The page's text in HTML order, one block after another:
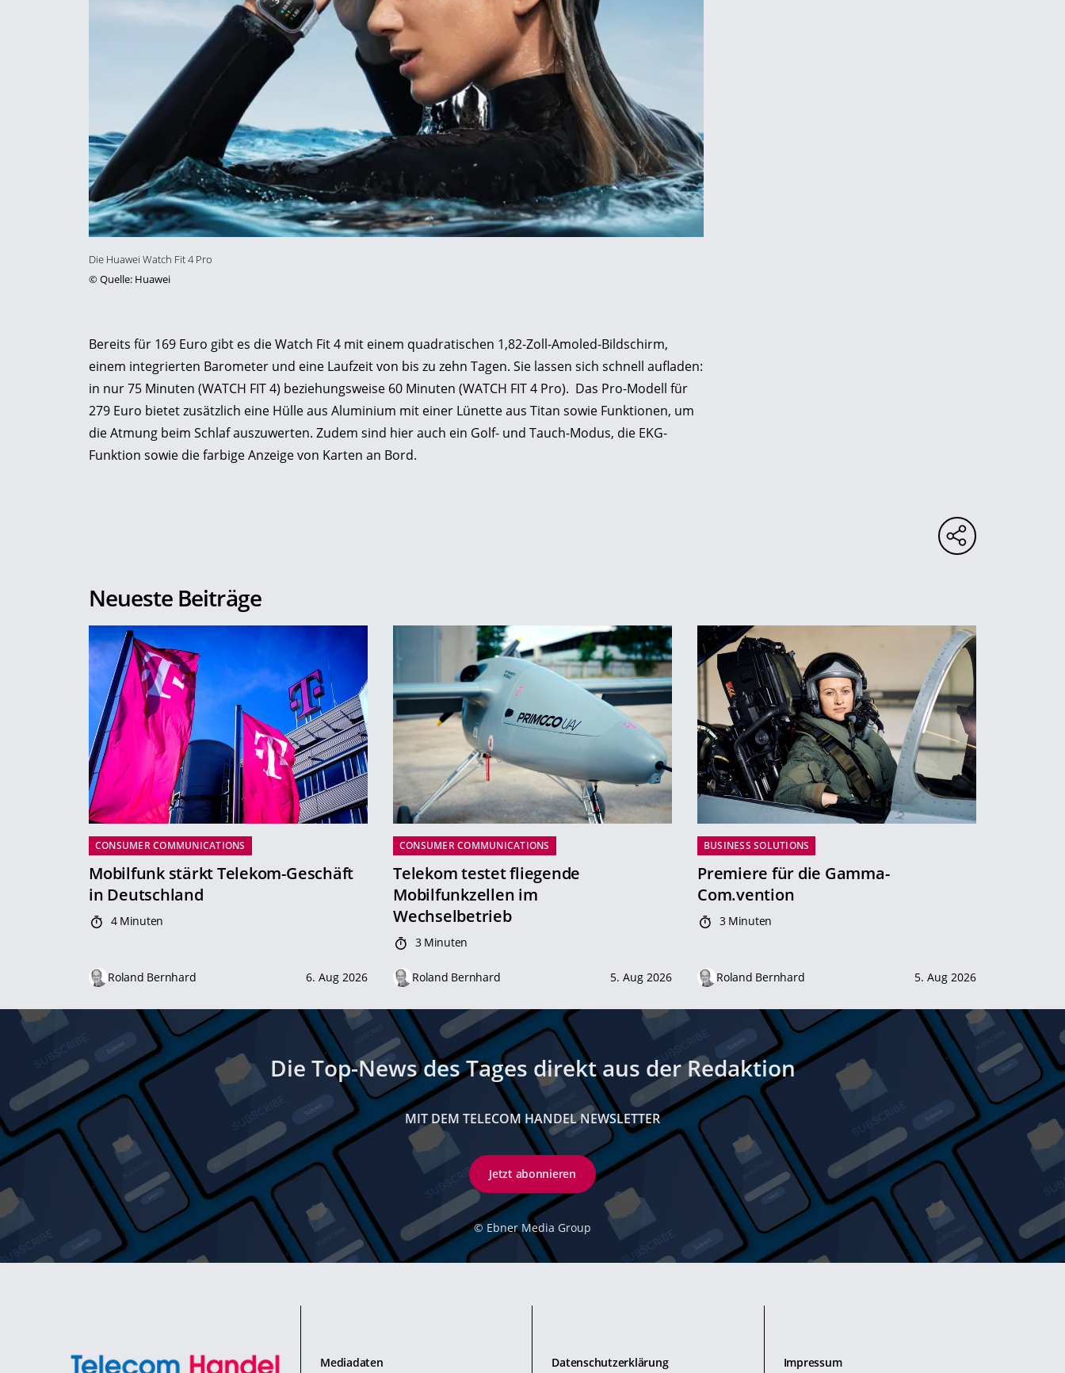
Die Huawei Watch Fit 4 Pro
©Quelle: Huawei
Bereits für 169 Euro gibt es die Watch Fit 4 mit einem quadratischen 1,82-Zoll-Amoled-Bildschirm,
einem integrierten Barometer und eine Laufzeit von bis zu zehn Tagen. Sie lassen sich schnell aufladen:
in nur 75 Minuten (WATCH FIT 4) beziehungsweise 60 Minuten (WATCH FIT 4 Pro). Das Pro-Modell für
279 Euro bietet zusätzlich eine Hülle aus Aluminium mit einer Lünette aus Titan sowie Funktionen, um
die Atmung beim Schlaf auszuwerten. Zudem sind hier auch ein Golf- und Tauch-Modus, die EKG-
Funktion sowie die farbige Anzeige von Karten an Bord.
Neueste Beiträge
CONSUMER COMMUNICATIONS
Mobilfunk stärkt Telekom-Geschäft
in Deutschland
4 Minuten
Roland Bernhard 6. Aug 2026
CONSUMER COMMUNICATIONS
Telekom testet fliegende
Mobilfunkzellen im
Wechselbetrieb
3 Minuten
Roland Bernhard 5. Aug 2026
BUSINESS SOLUTIONS
Premiere für die Gamma-
Com.vention
3 Minuten
Roland Bernhard 5. Aug 2026
Die Top-News des Tages direkt aus der Redaktion
MIT DEM TELECOM HANDEL NEWSLETTER
Jetzt abonnieren
© Ebner Media Group
Mediadaten Datenschutzerklärung Impressum